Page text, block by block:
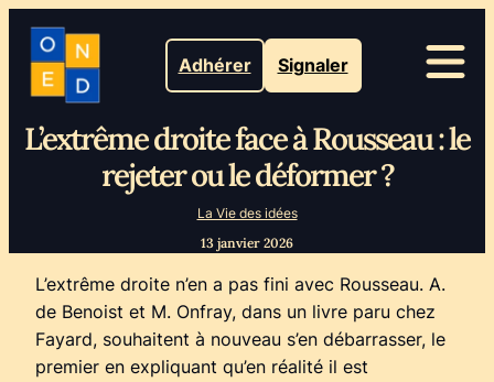
Adhérer Signaler
L’extrême droite face à Rousseau : le
rejeter ou le déformer ?
La Vie des idées
13 janvier 2026
L’extrême droite n’en a pas fini avec Rousseau. A.
de Benoist et M. Onfray, dans un livre paru chez
Fayard, souhaitent à nouveau s’en débarrasser, le
premier en expliquant qu’en réalité il est